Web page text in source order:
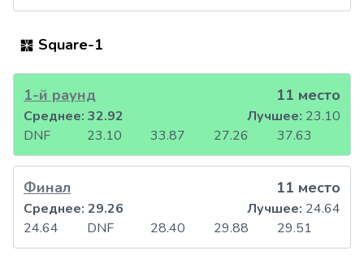
Square-1
1-й раунд 11 место
DNF 23.10 33.87 27.26 37.63
Среднее: 32.92 Лучшее: 23.10
Финал 11 место
24.64 DNF 28.40 29.88 29.51
Среднее: 29.26 Лучшее: 24.64